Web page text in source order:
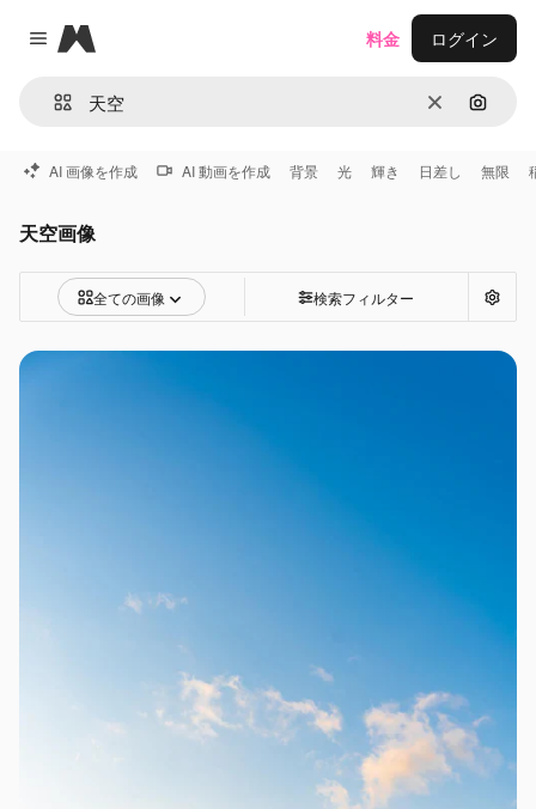
Close menu
Magnific
消去 画像で
料金 ログイン
AI 画像を作成 AI 動画を作成 背景 光 輝き 日差し 無限
天空画像
全ての画像 検索フィルター